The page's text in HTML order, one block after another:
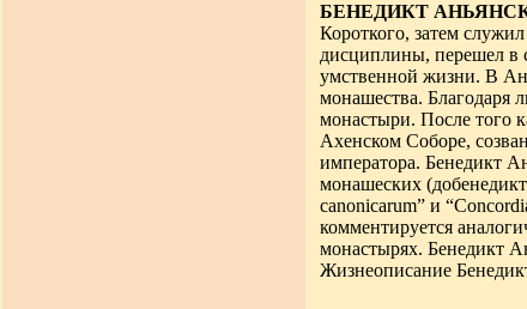
БЕНЕДИКТ
Короткого, затем
дисциплины, перешел в
умственной жизни. В
монашества. Благодаря
монастыри. После того
Ахенском Соборе,
императора. Бенедикт
монашеских
canonicarum” и “
комментируется
монастырях. Бенедикт
Жизнеописание